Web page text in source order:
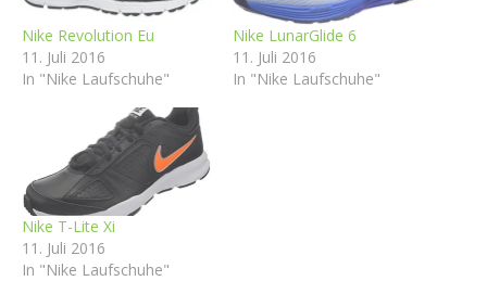
Nike Revolution Eu
11. Juli 2016
In "Nike Laufschuhe"
Nike LunarGlide 6
11. Juli 2016
In "Nike Laufschuhe"
Nike T-Lite Xi
11. Juli 2016
In "Nike Laufschuhe"